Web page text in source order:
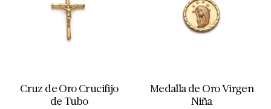
Cruz de Oro Crucifijo
de Tubo
Medalla de Oro Virgen
Niña